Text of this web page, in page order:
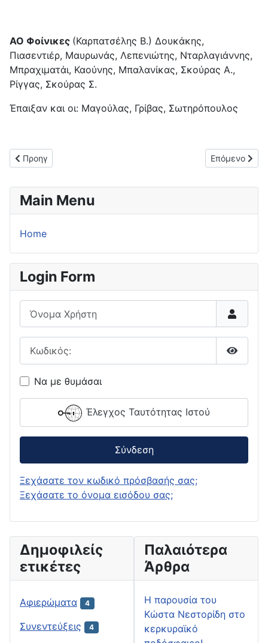
ΑΟ Φοίνικες (Καρπατσέλης Β.) Δουκάκης,
Πιασεντιέρ, Μαυρωνάς, Λεπενιώτης, Νταρλαγιάννης,
Μπραχιματάι, Καούνης, Μπαλανίκας, Σκούρας Α.,
Ρίγγας, Σκούρας Σ.
Έπαιξαν και οι: Μαγούλας, Γρίβας, Σωτηρόπουλος
Προηγούμενο άρθρο: Ισόπαλοι (3-3) Μέγας Αλέξανδρος και
Προηγ Επόμενο
Επόμενο
Main Menu
Home
Login Form
Όνομα Χρήστη
Να με θυμάσαι
Έλεγχος Ταυτότητας Ιστού
Σύνδεση
Ξεχάσατε τον κωδικό πρόσβασής σας;
Ξεχάσατε το όνομα εισόδου σας;
Δημοφιλείς
ετικέτες
Αφιερώματα 4
Συνεντεύξεις 4
Παλαιότερα
Άρθρα
H παρουσία του
Κώστα Νεστορίδη στο
κερκυραϊκό